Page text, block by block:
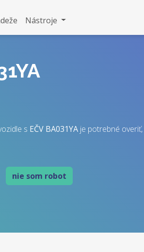
Nástroje
s EČV BA031YAje potrebné overiť,
nie som robot